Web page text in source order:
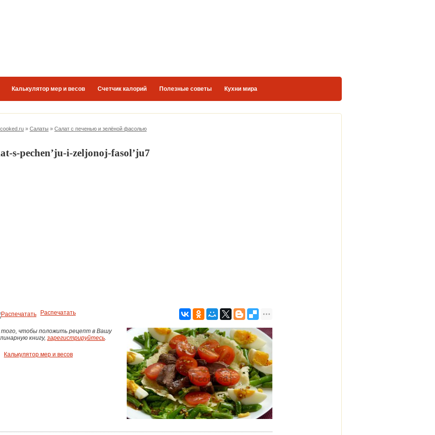
Калькулятор мер и весов Счетчик калорий Полезные советы Кухни мира
» Салаты » Салат с печенью и зелёной фасолью
s-pechen’ju-i-zeljonoj-fasol’ju7
Распечатать
того, чтобы положить рецепт в Вашу
книгу, зарегистрируйтесь.
Калькулятор мер и весов